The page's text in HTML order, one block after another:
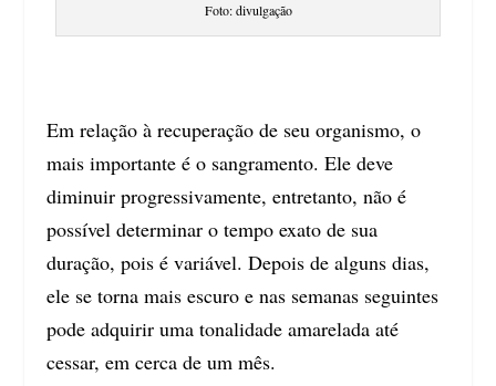
Foto: divulgação
Em relação à recuperação de seu organismo, o
mais importante é o sangramento. Ele deve
diminuir progressivamente, entretanto, não é
possível determinar o tempo exato de sua
duração, pois é variável. Depois de alguns dias,
ele se torna mais escuro e nas semanas seguintes
pode adquirir uma tonalidade amarelada até
cessar, em cerca de um mês.